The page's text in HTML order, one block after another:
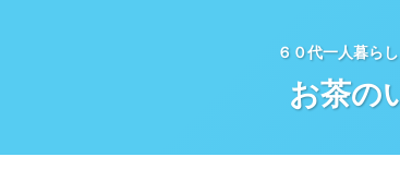
６０代一人暮ら
お茶の